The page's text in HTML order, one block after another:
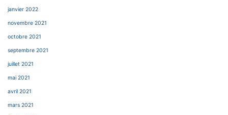
janvier 2022
novembre 2021
octobre 2021
septembre 2021
juillet 2021
mai 2021
avril 2021
mars 2021